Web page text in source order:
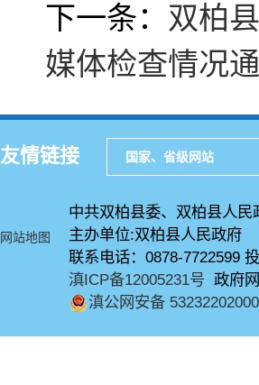
下一条： 双柏
媒体检查情况
友情链接 国家、省级网站
网站地图
中共双柏县委、双柏县人
主办单位:双柏县人民政府
联系电话：0878-7722599
滇ICP备12005231号 政府
滇公网安备